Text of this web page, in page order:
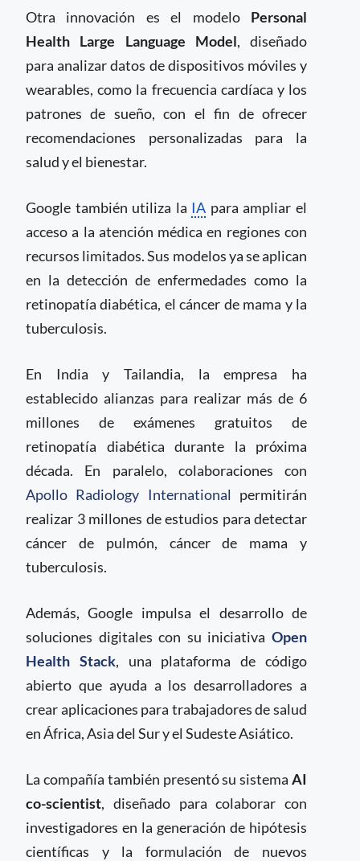
Otra innovación es el modelo Personal
Health Large Language Model, diseñado
para analizar datos de dispositivos móviles y
wearables, como la frecuencia cardíaca y los
patrones de sueño, con el fin de ofrecer
recomendaciones personalizadas para la
salud y el bienestar.
Google también utiliza la IA para ampliar el
acceso a la atención médica en regiones con
recursos limitados. Sus modelos ya se aplican
en la detección de enfermedades como la
retinopatía diabética, el cáncer de mama y la
tuberculosis.
En India y Tailandia, la empresa ha
establecido alianzas para realizar más de 6
millones de exámenes gratuitos de
retinopatía diabética durante la próxima
década. En paralelo, colaboraciones con
Apollo Radiology International permitirán
realizar 3 millones de estudios para detectar
cáncer de pulmón, cáncer de mama y
tuberculosis.
Además, Google impulsa el desarrollo de
soluciones digitales con su iniciativa Open
Health Stack, una plataforma de código
abierto que ayuda a los desarrolladores a
crear aplicaciones para trabajadores de salud
en África, Asia del Sur y el Sudeste Asiático.
La compañía también presentó su sistema AI
co-scientist, diseñado para colaborar con
investigadores en la generación de hipótesis
científicas y la formulación de nuevos